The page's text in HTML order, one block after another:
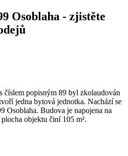
Osoblaha - zjistěte
číslem popisným 89 byl zkolaudován
jedna bytová jednotka. Nachází se
Osoblaha. Budova je napojena na
objektu činí 105 m².